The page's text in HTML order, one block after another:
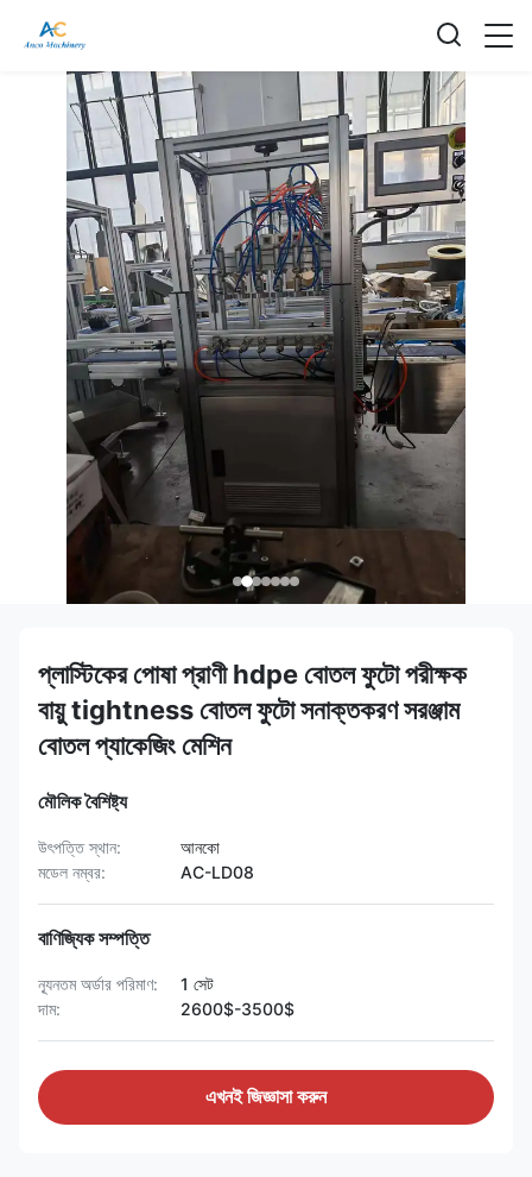
প্লাস্টিকের পোষা প্রাণী hdpe বোতল ফুটো পরীক্ষক
বায়ু tightness বোতল ফুটো সনাক্তকরণ সরঞ্জাম
বোতল প্যাকেজিং মেশিন
মৌলিক বৈশিষ্ট্য
উৎপত্তি স্থান:
আনকো
মডেল নম্বর:
AC-LD08
বাণিজ্যিক সম্পত্তি
ন্যূনতম অর্ডার পরিমাণ:
1 সেট
দাম:
2600$-3500$
এখনই জিজ্ঞাসা করুন